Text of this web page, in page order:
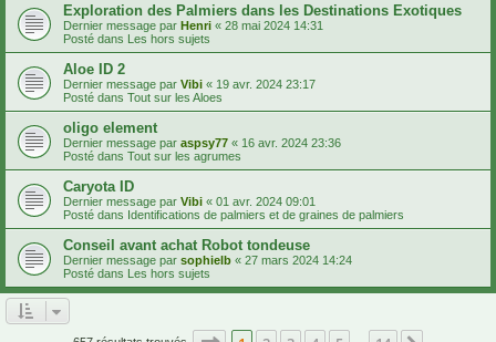
Exploration des Palmiers dans les Destinations Exotiques
Dernier message par Henri « 28 mai 2024 14:31
Posté dans Les hors sujets
Aloe ID 2
Dernier message par Vibi « 19 avr. 2024 23:17
Posté dans Tout sur les Aloes
oligo element
Dernier message par aspsy77 « 16 avr. 2024 23:36
Posté dans Tout sur les agrumes
Caryota ID
Dernier message par Vibi « 01 avr. 2024 09:01
Posté dans Identifications de palmiers et de graines de palmiers
Conseil avant achat Robot tondeuse
Dernier message par sophielb « 27 mars 2024 14:24
Posté dans Les hors sujets